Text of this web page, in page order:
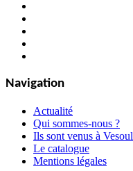
Navigation
Actualité
Qui sommes-nous ?
Ils sont venus à Vesoul
Le catalogue
Mentions légales